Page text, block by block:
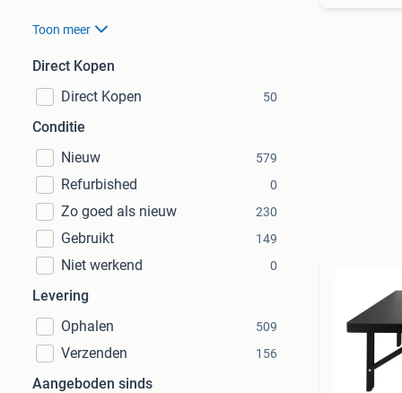
Toon meer
Direct Kopen
Direct Kopen
50
Conditie
Nieuw
579
Refurbished 0
Zo goed als nieuw 230
Gebruikt 149
Niet werkend 0
Levering
Ophalen
509
Verzenden 156
Aangeboden sinds